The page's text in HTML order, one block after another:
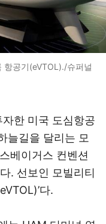
항공기(eVTOL)./슈퍼널
한 미국 도심항공
늘길을 달리는 모
베이거스 컨벤션
. 선보인 모빌리티
다.